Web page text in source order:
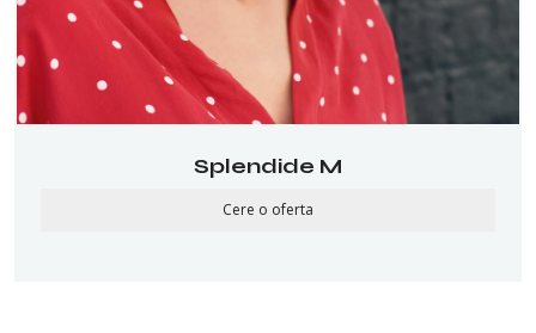
Splendide M
Cere o oferta